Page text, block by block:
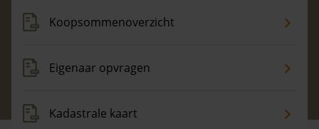
Koopsommenoverzicht
Eigenaar opvragen
Kadastrale kaart